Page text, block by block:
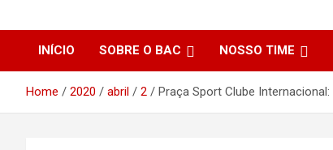
Arquibancada
INÍCIO SOBRE O BAC NOSSO TIME
Home 2020 abril 2 Praça Sport Clube